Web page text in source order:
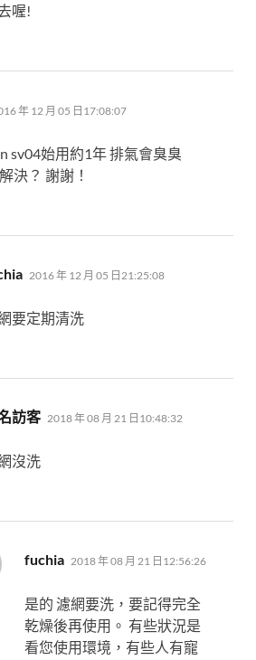
喔!
年 12 月 05 日17:08:07
sv04始用約1年 排氣會臭臭
決？ 謝謝！
表
示:
2016 年 12 月 05 日21:25:08
要定期清洗
訪客 表
示:
2018 年 08 月 21 日10:48:32
沒洗
fuchia 表
示:
2018 年 08 月 21 日12:56:26
是的 濾網要洗，要記得完全
乾燥後再使用。 有些狀況是
看您使用環境，有些人有寵